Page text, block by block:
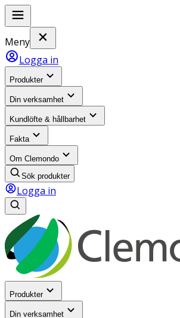
Meny
Logga in
Produkter
Din verksamhet
Kundlöfte & hållbarhet
Fakta
Om Clemondo
Sök produkter
Logga in
Produkter
Din verksamhet